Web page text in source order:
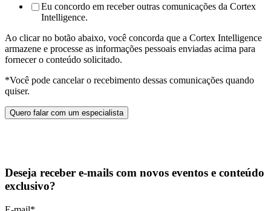
Eu concordo em receber outras comunicações da Cortex
Intelligence.
Ao clicar no botão abaixo, você concorda que a Cortex Intelligence
armazene e processe as informações pessoais enviadas acima para
fornecer o conteúdo solicitado.
*Você pode cancelar o recebimento dessas comunicações quando
quiser.
Deseja receber e-mails com novos eventos e conteúdo
exclusivo?